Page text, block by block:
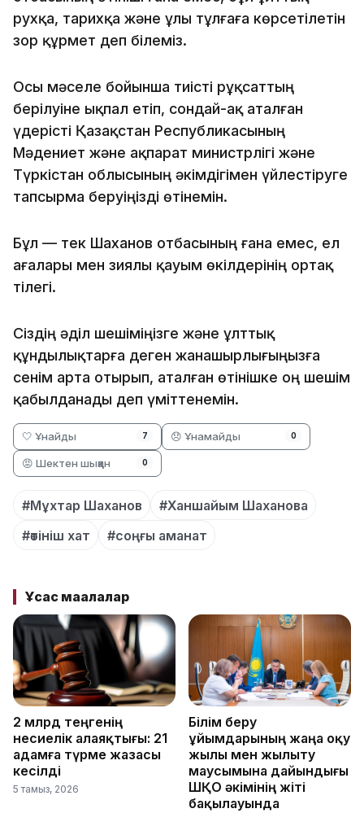
рухқа, тарихқа және ұлы тұлғаға көрсетілетін
зор құрмет деп білеміз.
Осы мәселе бойынша тиісті рұқсаттың
берілуіне ықпал етіп, сондай-ақ аталған
үдерісті Қазақстан Республикасының
Мәдениет және ақпарат министрлігі және
Түркістан облысының әкімдігімен үйлестіруге
тапсырма беруіңізді өтінемін.
Бұл — тек Шаханов отбасының ғана емес, ел
ағалары мен зиялы қауым өкілдерінің ортақ
тілегі.
Сіздің әділ шешіміңізге және ұлттық
құндылықтарға деген жанашырлығыңызға
сенім арта отырып, аталған өтінішке оң шешім
қабылданады деп үміттенемін.
🤍 Ұнайды 7 😞 Ұнамайды 0
😡 Шектен шыққан 0
#Мұхтар Шаханов
#Ханшайым Шаханова
#өтініш хат
#соңғы аманат
Ұқсас мақалалар
2 млрд теңгенің
несиелік алаяқтығы: 21
адамға түрме жазасы
кесілді
5 тамыз, 2026
Білім беру
ұйымдарының жаңа оқу
жылы мен жылыту
маусымына дайындығы
ШҚО әкімінің жіті
бақылауында